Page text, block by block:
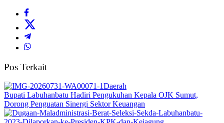
Pos Terkait
Daerah
Bupati Labuhanbatu Hadiri Pengukuhan Kepala OJK Sumut,
Dorong Penguatan Sinergi Sektor Keuangan